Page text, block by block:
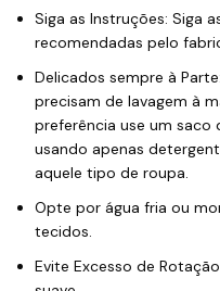
Siga as Instruções: Siga
recomendadas pelo
Delicados sempre à
precisam de lavagem à
preferência use um saco
usando apenas
aquele tipo de roupa.
Opte por água fria ou
tecidos.
Evite Excesso de